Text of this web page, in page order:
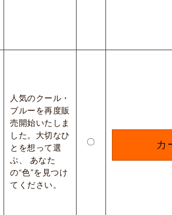
人気のクール・
ブルーを再度販
売開始いたしま
した。大切なひ
とを想って選
ぶ、 あなた
の“色”を見つけ
てください。
〇 カ